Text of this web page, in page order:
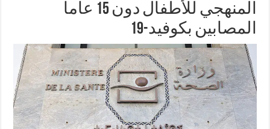
المنهجي للأطفال دون 15 عاما
المصابين بكوفيد-19